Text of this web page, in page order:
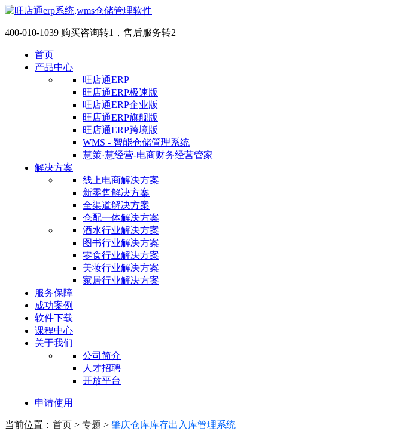
400-010-1039 购买咨询转1，售后服务转2
首页
产品中心
旺店通ERP
旺店通ERP极速版
旺店通ERP企业版
旺店通ERP旗舰版
旺店通ERP跨境版
WMS - 智能仓储管理系统
慧策·慧经营-电商财务经营管家
解决方案
线上电商解决方案
新零售解决方案
全渠道解决方案
仓配一体解决方案
酒水行业解决方案
图书行业解决方案
零食行业解决方案
美妆行业解决方案
家居行业解决方案
服务保障
成功案例
软件下载
课程中心
关于我们
公司简介
人才招聘
开放平台
申请使用
当前位置： 首页 > 专题 > 肇庆仓库库存出入库管理系统